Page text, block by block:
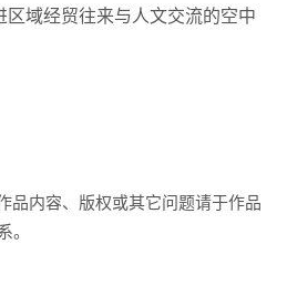
域经贸往来与人文交流的空中
品内容、版权或其它问题请于作品